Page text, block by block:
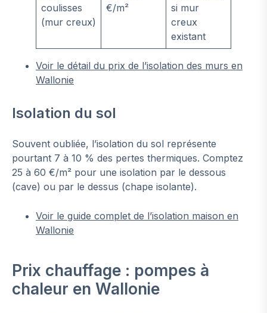
coulisses
(mur creux)
€/m²
si mur
creux
existant
Voir le détail du prix de l’isolation des murs en
Wallonie
Isolation du sol
Souvent oubliée, l’isolation du sol représente
pourtant 7 à 10 % des pertes thermiques. Comptez
25 à 60 €/m² pour une isolation par le dessous
(cave) ou par le dessus (chape isolante).
Voir le guide complet de l’isolation maison en
Wallonie
Prix chauffage : pompes à
chaleur en Wallonie